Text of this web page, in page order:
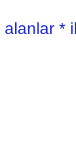
alanlar *